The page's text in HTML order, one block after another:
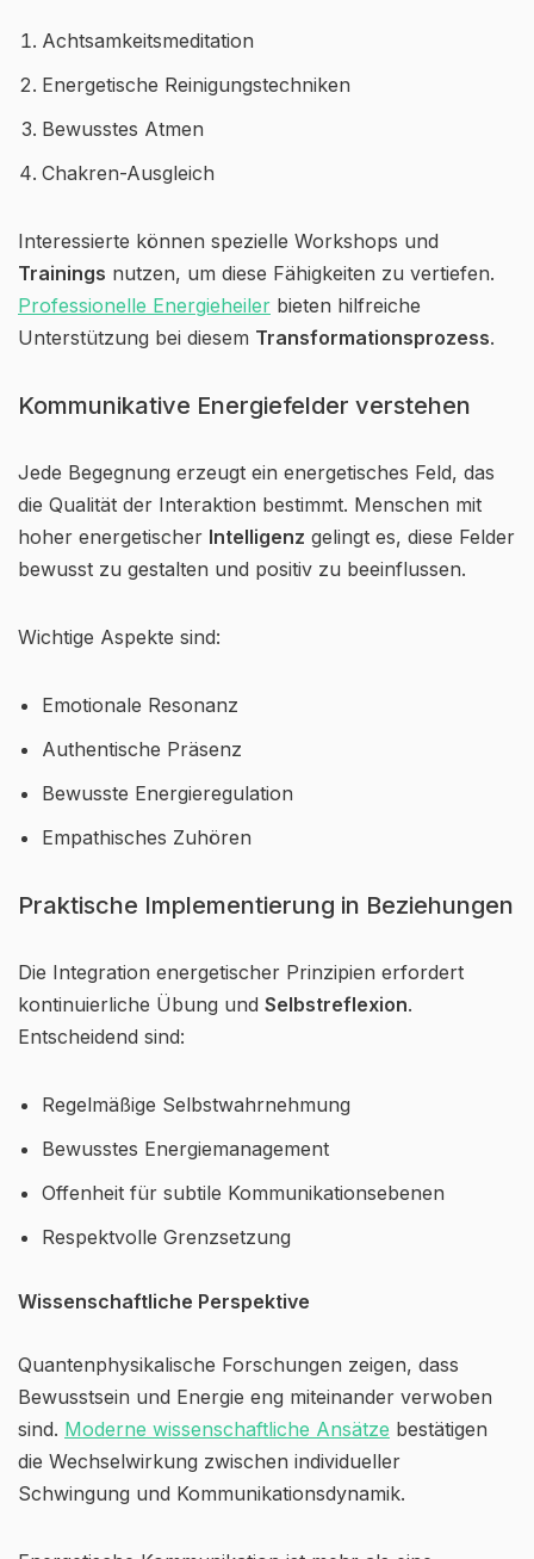
Achtsamkeitsmeditation
Energetische Reinigungstechniken
Bewusstes Atmen
Chakren-Ausgleich
Interessierte können spezielle Workshops und
Trainings nutzen, um diese Fähigkeiten zu vertiefen.
Professionelle Energieheiler bieten hilfreiche
Unterstützung bei diesem Transformationsprozess.
Kommunikative Energiefelder verstehen
Jede Begegnung erzeugt ein energetisches Feld, das
die Qualität der Interaktion bestimmt. Menschen mit
hoher energetischer Intelligenz gelingt es, diese Felder
bewusst zu gestalten und positiv zu beeinflussen.
Wichtige Aspekte sind:
Emotionale Resonanz
Authentische Präsenz
Bewusste Energieregulation
Empathisches Zuhören
Praktische Implementierung in Beziehungen
Die Integration energetischer Prinzipien erfordert
kontinuierliche Übung und Selbstreflexion.
Entscheidend sind:
Regelmäßige Selbstwahrnehmung
Bewusstes Energiemanagement
Offenheit für subtile Kommunikationsebenen
Respektvolle Grenzsetzung
Wissenschaftliche Perspektive
Quantenphysikalische Forschungen zeigen, dass
Bewusstsein und Energie eng miteinander verwoben
sind. Moderne wissenschaftliche Ansätze bestätigen
die Wechselwirkung zwischen individueller
Schwingung und Kommunikationsdynamik.